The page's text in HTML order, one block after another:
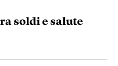
soldi e salute